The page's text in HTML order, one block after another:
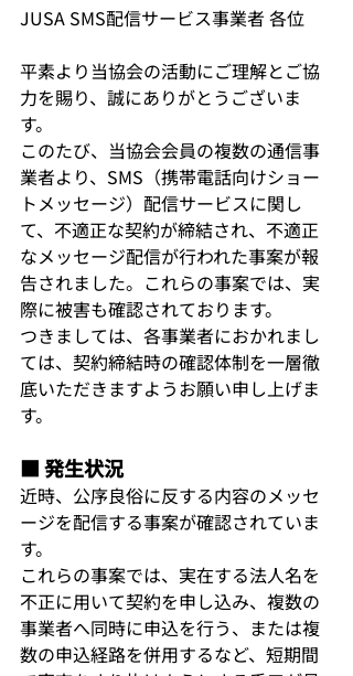
JUSA SMS配信サービス事業者 各位
平素より当協会の活動にご理解とご協
力を賜り、誠にありがとうございま
す。
このたび、当協会会員の複数の通信事
業者より、SMS（携帯電話向けショー
トメッセージ）配信サービスに関し
て、不適正な契約が締結され、不適正
なメッセージ配信が行われた事案が報
告されました。これらの事案では、実
際に被害も確認されております。
つきましては、各事業者におかれまし
ては、契約締結時の確認体制を一層徹
底いただきますようお願い申し上げま
す。
■ 発生状況
近時、公序良俗に反する内容のメッセ
ージを配信する事案が確認されていま
す。
これらの事案では、実在する法人名を
不正に用いて契約を申し込み、複数の
事業者へ同時に申込を行う、または複
数の申込経路を併用するなど、短期間